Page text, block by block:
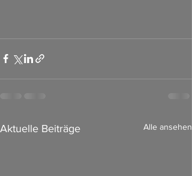
Aktuelle Beiträge Alle ansehen